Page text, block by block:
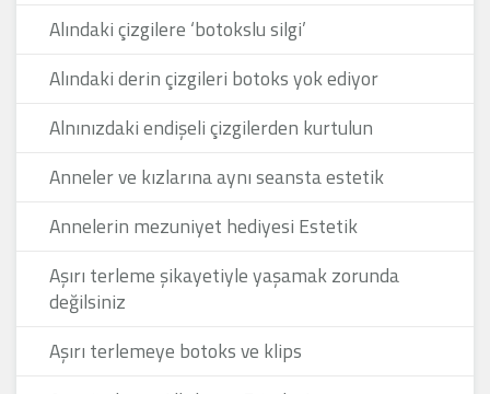
Alındaki çizgilere ‘botokslu silgi’
Alındaki derin çizgileri botoks yok ediyor
Alnınızdaki endişeli çizgilerden kurtulun
Anneler ve kızlarına aynı seansta estetik
Annelerin mezuniyet hediyesi Estetik
Aşırı terleme şikayetiyle yaşamak zorunda
değilsiniz
Aşırı terlemeye botoks ve klips